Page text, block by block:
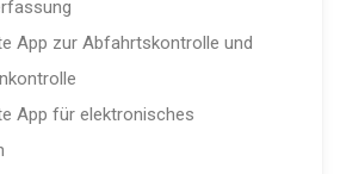
App zur Abfahrtskontrolle und
App für elektronisches